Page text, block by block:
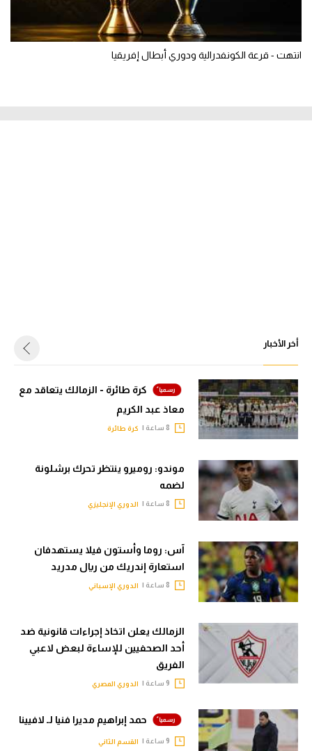
انتهت - قرعة الكونفدرالية ودوري أبطال إفريقيا
أخر الأخبار
كرة طائرة - الزمالك يتعاقد مع
معاذ عبد الكريم
كرة طائرة
موندو: روميرو ينتظر تحرك برشلونة
لضمه
الدوري الإنجليزي
آس: روما وأستون فيلا يستهدفان
استعارة إندريك من ريال مدريد
الدوري الإسباني
الزمالك يعلن اتخاذ إجراءات قانونية ضد
أحد الصحفيين للإساءة لبعض لاعبي
الفريق
الدوري المصري
حمد إبراهيم مديرا فنيا لـ لافيينا
القسم الثاني